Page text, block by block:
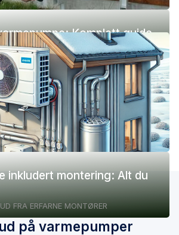
Komplett guide
og ulemper)
inkludert montering: Alt du
FRA ERFARNE MONTØRER
på varmepumper